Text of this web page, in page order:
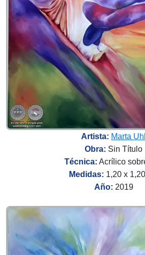
Artista: Marta Uhl
Obra: Sin Título
Técnica: Acrílico
Medidas: 1,20 x
Año: 2019